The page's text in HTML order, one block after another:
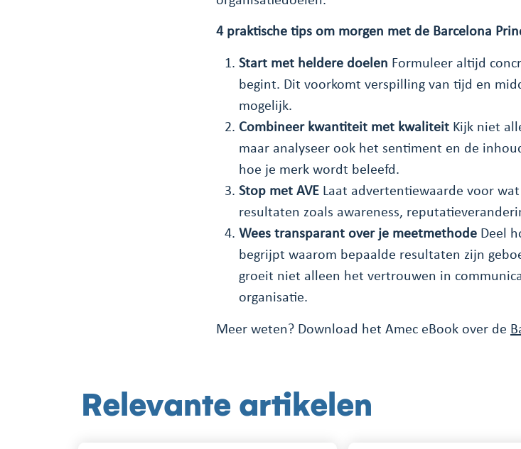
4 praktische tips om morgen met de Barcelona
Start met heldere doelen Formuleer altijd
begint. Dit voorkomt verspilling van tijd en
mogelijk.
Combineer kwantiteit met kwaliteit Kijk niet
maar analyseer ook het sentiment en de
hoe je merk wordt beleefd.
Stop met AVE Laat advertentiewaarde voor
resultaten zoals awareness,
Wees transparant over je meetmethode Deel
begrijpt waarom bepaalde resultaten zijn
groeit niet alleen het vertrouwen in
organisatie.
Meer weten? Download het Amec eBook over de
Relevante artikelen